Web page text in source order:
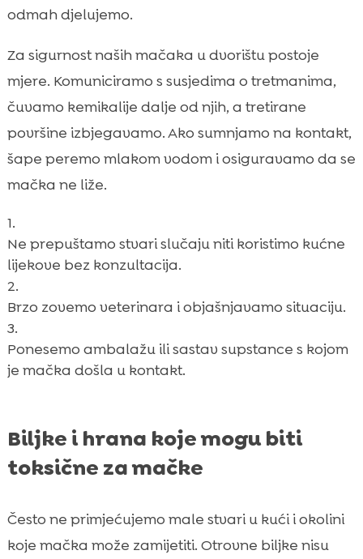
odmah djelujemo.
Za sigurnost naših mačaka u dvorištu postoje
mjere. Komuniciramo s susjedima o tretmanima,
čuvamo kemikalije dalje od njih, a tretirane
površine izbjegavamo. Ako sumnjamo na kontakt,
šape peremo mlakom vodom i osiguravamo da se
mačka ne liže.
Ne prepuštamo stvari slučaju niti koristimo kućne
lijekove bez konzultacija.
Brzo zovemo veterinara i objašnjavamo situaciju.
Ponesemo ambalažu ili sastav supstance s kojom
je mačka došla u kontakt.
Biljke i hrana koje mogu biti
toksične za mačke
Često ne primjećujemo male stvari u kući i okolini
koje mačka može zamijetiti. Otrovne biljke nisu